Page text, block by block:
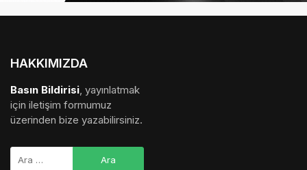
HAKKIMIZDA
Basın Bildirisi, yayınlatmak
için iletişim formumuz
üzerinden bize yazabilirsiniz.